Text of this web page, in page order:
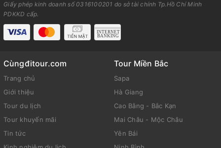
Giấy phép kinh doanh số 0316100201 do sở tài chính Tp.Hồ Chí Minh
PDKKD cấp.
Cùngđitour.com
Trang chủ
Giới thiệu
Tour du lịch
Tour khuyến mãi
Tin tức
Tour Miền Bắc
Sapa
Hà Giang
Cao Bằng - Bắc Kạn
Mai Châu - Mộc Châu
Yên Bái